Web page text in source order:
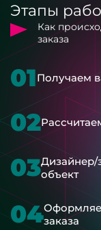
Этапы
Как
заказа
01Получаем
02
03Дизайнер/
объект
04заказа